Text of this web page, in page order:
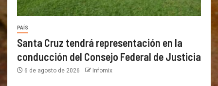
PAÍS
Santa Cruz tendrá representación en la
conducción del Consejo Federal de Justicia
6 de agosto de 2026 Infomix